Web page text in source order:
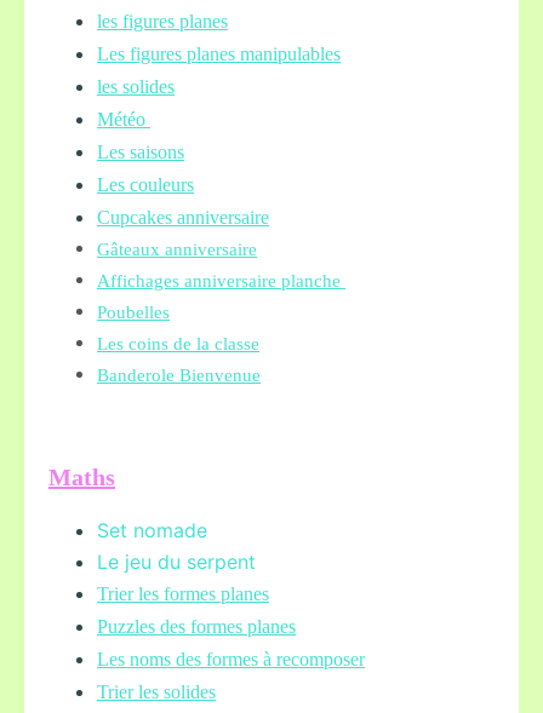
les figures planes
Les figures planes manipulables
les solides
Météo
Les saisons
Les couleurs
Cupcakes anniversaire
Gâteaux anniversaire
Affichages anniversaire planche
Poubelles
Les coins de la classe
Banderole Bienvenue
Maths
Set nomade
Le jeu du serpent
Trier les formes planes
Puzzles des formes planes
Les noms des formes à recomposer
Trier les solides